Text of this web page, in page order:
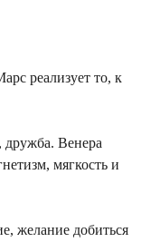
реализует то, к
дружба. Венера
мягкость и
желание добиться